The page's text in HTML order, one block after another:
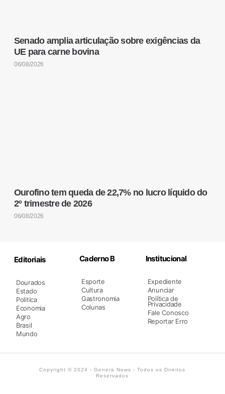
Senado amplia articulação sobre exigências da
UE para carne bovina
06/08/2026
Ourofino tem queda de 22,7% no lucro líquido do
2º trimestre de 2026
06/08/2026
Editoriais
Dourados
Estado
Politica
Economia
Agro
Brasil
Mundo
Caderno B
Esporte
Cultura
Gastronomia
Colunas
Institucional
Expediente
Anunciar
Política de
Privacidade
Fale Conosco
Reportar Erro
Copyright © 2024 - Genera News - Todos os Direitos
Reservados